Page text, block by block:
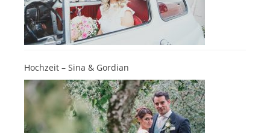
Hochzeit – Sina & Gordian